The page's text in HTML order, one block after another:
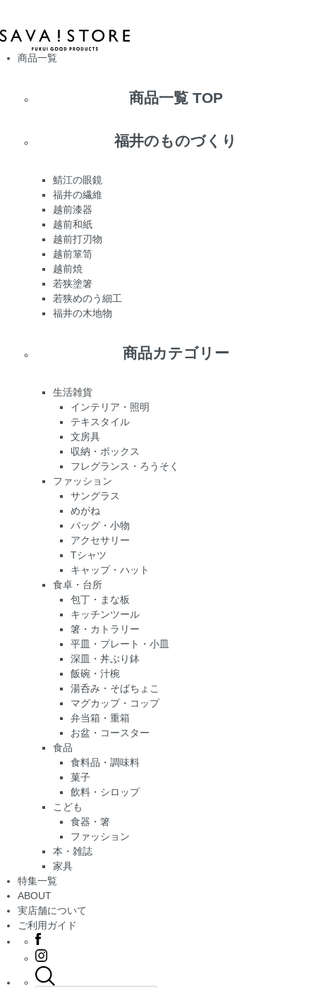
商品一覧
商品一覧 TOP
福井のものづくり
鯖江の眼鏡
福井の繊維
越前漆器
越前和紙
越前打刃物
越前箪笥
越前焼
若狭塗箸
若狭めのう細工
福井の木地物
商品カテゴリー
生活雑貨
インテリア・照明
テキスタイル
文房具
収納・ボックス
フレグランス・ろうそく
ファッション
サングラス
めがね
バッグ・小物
アクセサリー
Tシャツ
キャップ・ハット
食卓・台所
包丁・まな板
キッチンツール
箸・カトラリー
平皿・プレート・小皿
深皿・丼ぶり鉢
飯碗・汁椀
湯呑み・そばちょこ
マグカップ・コップ
弁当箱・重箱
お盆・コースター
食品
食料品・調味料
菓子
飲料・シロップ
こども
食器・箸
ファッション
本・雑誌
家具
特集一覧
ABOUT
実店舗について
ご利用ガイド